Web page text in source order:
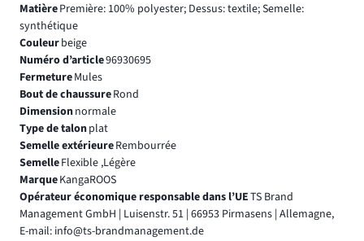
MatièrePremière: 100% polyester; Dessus: textile; Semelle:
synthétique
Couleurbeige
Numéro d’article96930695
FermetureMules
Bout de chaussureRond
Dimensionnormale
Type de talonplat
Semelle extérieureRembourrée
SemelleFlexible ,Légère
MarqueKangaROOS
Opérateur économique responsable dans l’UETS Brand
Management GmbH | Luisenstr. 51 | 66953 Pirmasens | Allemagne,
E-mail: info@ts-brandmanagement.de